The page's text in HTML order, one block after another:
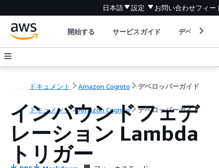
日本語 設定 お問い合わせフィー
開始する サービスガイド デベロッパ
ドキュメント Amazon Cognito デベロッパーガイド
ドキュメント Amazon Cognito デベロッパーガイド
インバウンドフェデ
レーション Lambda
トリガー